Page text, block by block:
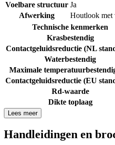
Voelbare structuur Ja
Afwerking
Houtlook met
Technische kenmerken
Krasbestendig
Contactgeluidsreductie (NL
Waterbestendig
Maximale
Contactgeluidsreductie (EU
Rd-waarde
Dikte toplaag
Lees meer
Handleidingen en